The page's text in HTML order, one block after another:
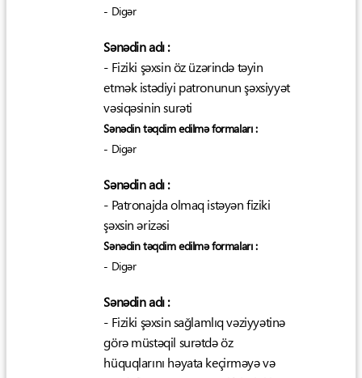
- Digər
Sənədin adı :
- Fiziki şəxsin öz üzərində təyin
etmək istədiyi patronunun şəxsiyyət
vəsiqəsinin surəti
Sənədin təqdim edilmə formaları :
- Digər
Sənədin adı :
- Patronajda olmaq istəyən fiziki
şəxsin ərizəsi
Sənədin təqdim edilmə formaları :
- Digər
Sənədin adı :
- Fiziki şəxsin sağlamlıq vəziyyətinə
görə müstəqil surətdə öz
hüquqlarını həyata keçirməyə və